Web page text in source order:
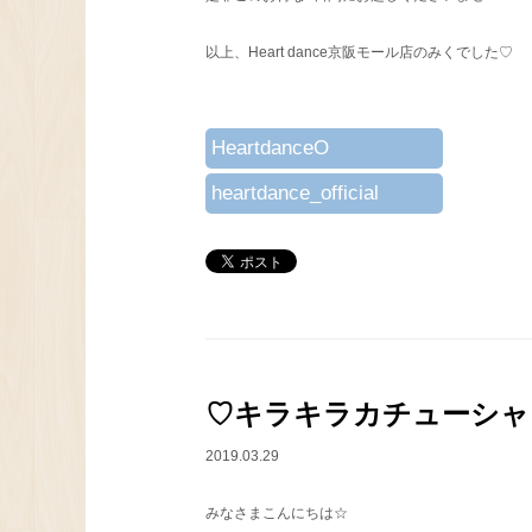
以上、Heart dance京阪モール店のみくでした♡
HeartdanceO
heartdance_official
♡キラキラカチューシ
2019.03.29
みなさまこんにちは☆